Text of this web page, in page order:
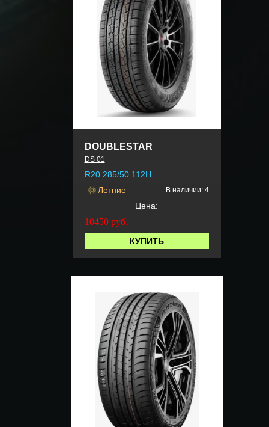
DOUBLESTAR
DS 01
R20 285/50 112H
Летние
В наличии: 4
Цена:
10450 руб.
КУПИТЬ